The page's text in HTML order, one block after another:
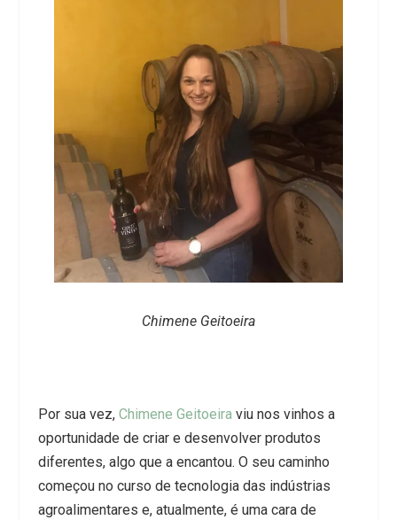
Chimene Geitoeira
Por sua vez, Chimene Geitoeiraviu nos vinhos a
oportunidade de criar e desenvolver produtos
diferentes, algo que a encantou. O seu caminho
começou no curso de tecnologia das indústrias
agroalimentares e, atualmente, é uma cara de